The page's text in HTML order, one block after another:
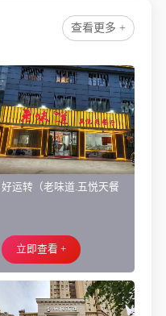
查看更多 +
好运转（老味道.五悦天餐
让、主要房租低
立即查看 +